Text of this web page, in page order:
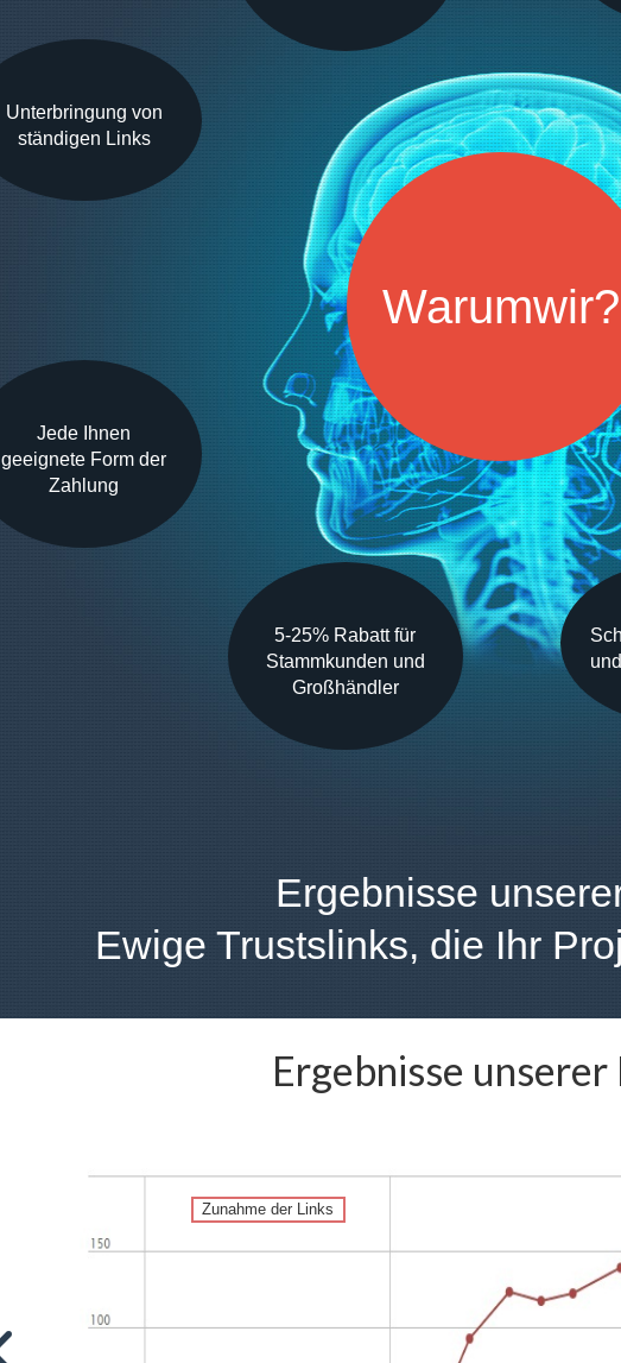
Warumwir?
5-25% Rabatt für
Stammkunden und
Großhändler
Jede Ihnen
geeignete Form der
Zahlung
Unterbringung von
ständigen Links
Ergebnisse
Ewige Trustslinks, die Ihr
Ergebnisse unserer
Zunahme der Links